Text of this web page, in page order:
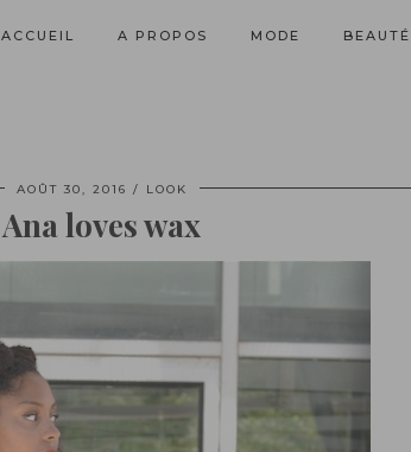
ACCUEIL A PROPOS MODE BEAUTÉ
AOÛT 30, 2016 LOOK
Ana loves wax